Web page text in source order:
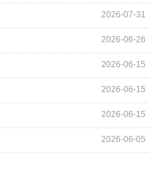
2026-07-31
2026-06-26
2026-06-15
2026-06-15
2026-06-15
2026-06-05